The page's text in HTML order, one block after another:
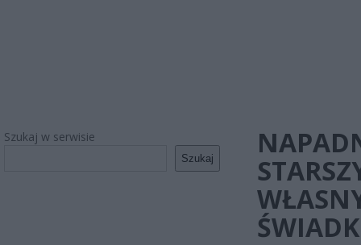
Szukaj w serwisie
Szukaj